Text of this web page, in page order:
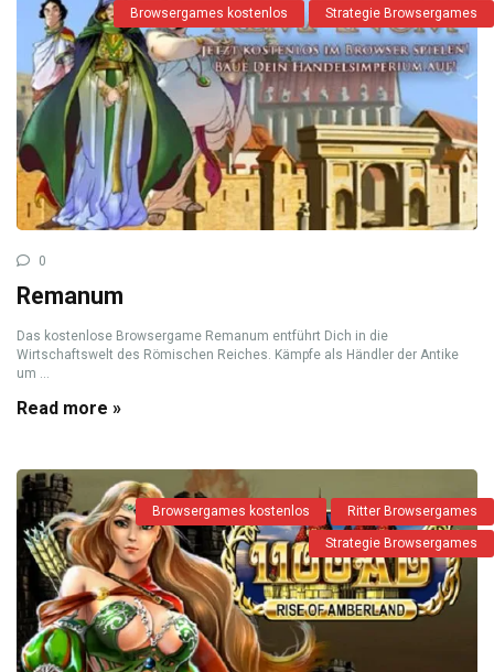
Browsergames kostenlos Strategie Browsergames
0
Remanum
Das kostenlose Browsergame Remanum entführt Dich in die
Wirtschaftswelt des Römischen Reiches. Kämpfe als Händler der Antike
um ...
Read more »
Browsergames kostenlos Ritter Browsergames
Strategie Browsergames